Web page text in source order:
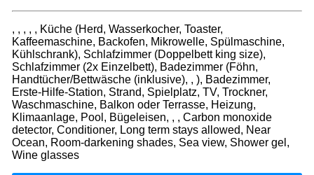
, , , , , Küche (Herd, Wasserkocher, Toaster,
Kaffeemaschine, Backofen, Mikrowelle, Spülmaschine,
Kühlschrank), Schlafzimmer (Doppelbett king size),
Schlafzimmer (2x Einzelbett), Badezimmer (Föhn,
Handtücher/Bettwäsche (inklusive), , ), Badezimmer,
Erste-Hilfe-Station, Strand, Spielplatz, TV, Trockner,
Waschmaschine, Balkon oder Terrasse, Heizung,
Klimaanlage, Pool, Bügeleisen, , , Carbon monoxide
detector, Conditioner, Long term stays allowed, Near
Ocean, Room-darkening shades, Sea view, Shower gel,
Wine glasses